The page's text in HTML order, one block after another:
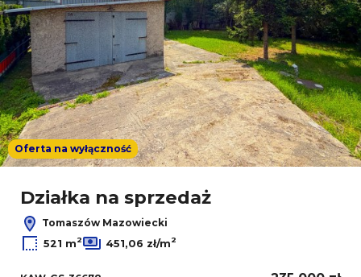
Oferta na wyłączność
Działka na sprzedaż
Tomaszów Mazowiecki
521 m2 451,06 zł/m2